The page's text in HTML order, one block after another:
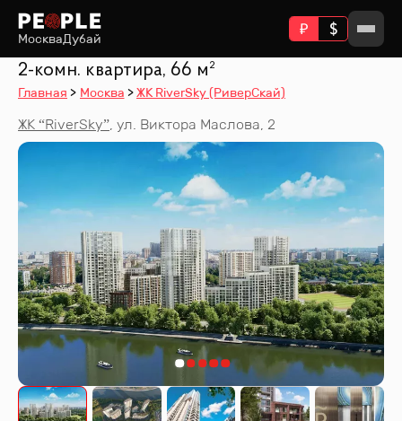
МоскваДубай
2-комн. квартира, 66 м²
Главная Москва ЖК RiverSky (РиверСкай)
ЖК “RiverSky”, ул. Виктора Маслова, 2